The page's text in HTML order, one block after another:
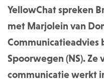
YellowChat spreken
met Marjolein van
Communicatieadvies
Spoorwegen (NS).
communicatie werkt